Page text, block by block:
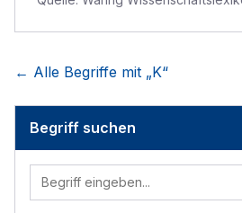
← Alle Begriffe mit „K“
Begriff suchen